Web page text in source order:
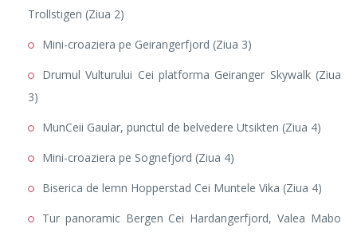
Trollstigen (Ziua 2)
Mini-croaziera pe Geirangerfjord (Ziua 3)
Drumul Vulturului Cei platforma Geiranger Skywalk (Ziua
3)
MunCeii Gaular, punctul de belvedere Utsikten (Ziua 4)
Mini-croaziera pe Sognefjord (Ziua 4)
Biserica de lemn Hopperstad Cei Muntele Vika (Ziua 4)
Tur panoramic Bergen Cei Hardangerfjord, Valea Mabo